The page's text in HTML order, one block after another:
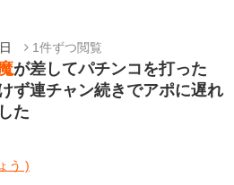
1件ずつ閲覧
が差してパチンコを打った
ず連チャン続きでアポに遅れ
た
う )